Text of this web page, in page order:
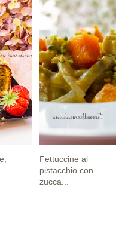
Fettuccine al
pistacchio con
zucca...